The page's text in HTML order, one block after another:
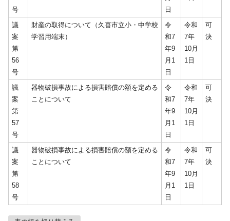
号
日
議
案
第
56
号
財産の取得について（久喜市立小・中学校
学習用端末）
令
和7
年9
月1
日
令和
7年
10月
1日
可
決
議
案
第
57
号
器物破損事故による損害賠償の額を定める
ことについて
令
和7
年9
月1
日
令和
7年
10月
1日
可
決
議
案
第
58
号
器物破損事故による損害賠償の額を定める
ことについて
令
和7
年9
月1
日
令和
7年
10月
1日
可
決